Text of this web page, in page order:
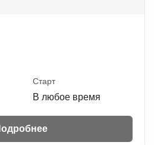
Старт
В любое время